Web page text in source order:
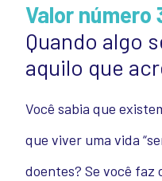
Valor número
Quando algo
aquilo que
Você sabia que
que viver uma vida
doentes? Se você faz